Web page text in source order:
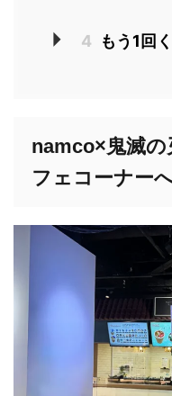
4 もう1回
namco×鬼滅の
フェコーナー